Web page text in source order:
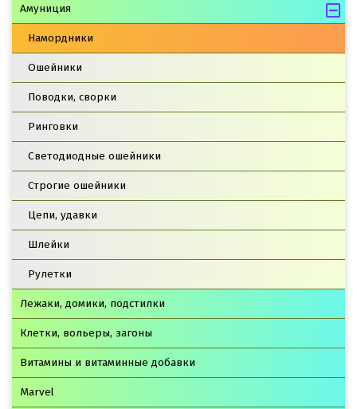
Амуниция
Намордники
Ошейники
Поводки, сворки
Ринговки
Светодиодные ошейники
Строгие ошейники
Цепи, удавки
Шлейки
Рулетки
Лежаки, домики, подстилки
Клетки, вольеры, загоны
Витамины и витаминные добавки
Marvel